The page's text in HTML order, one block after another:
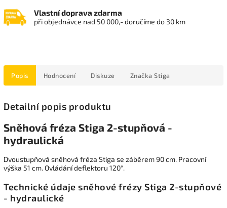
Vlastní doprava zdarma
při objednávce nad 50 000,- doručíme do 30 km
Popis Hodnocení Diskuze Značka Stiga
Detailní popis produktu
Sněhová fréza Stiga 2-stupňová -
hydraulická
Dvoustupňová sněhová fréza Stiga se záběrem 90 cm. Pracovní
výška 51 cm. Ovládání deflektoru 120°.
Technické údaje sněhové frézy Stiga 2-stupňové
- hydraulické